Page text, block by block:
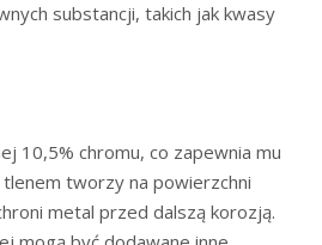
substancji, takich jak kwasy
10,5% chromu, co zapewnia mu
tworzy na powierzchni
metal przed dalszą korozją.